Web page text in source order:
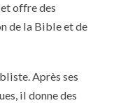
offre des
de la Bible et de
Après ses
il donne des